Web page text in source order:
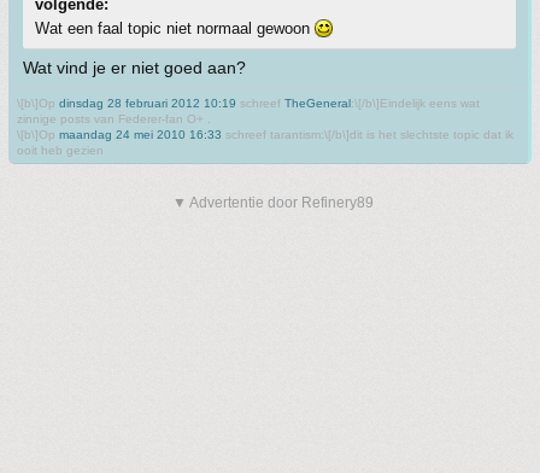
volgende:
Wat een faal topic niet normaal gewoon
Wat vind je er niet goed aan?
\[b\]Op dinsdag 28 februari 2012 10:19 schreef TheGeneral:\[/b\]Eindelijk eens wat
zinnige posts van Federer-fan O+ .
\[b\]Op maandag 24 mei 2010 16:33 schreef tarantism:\[/b\]dit is het slechtste topic dat ik
ooit heb gezien
▼ Advertentie door Refinery89